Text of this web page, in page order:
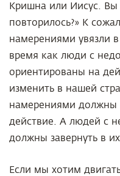
Кришна или Иисус. Вы
повторилось?» К
намерениями увязли
время как люди с
ориентированы на
изменить в нашей
намерениями должны
действие. А людей с
должны завернуть в
Если мы хотим